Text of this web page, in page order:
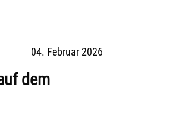
04. Februar 2026
dem